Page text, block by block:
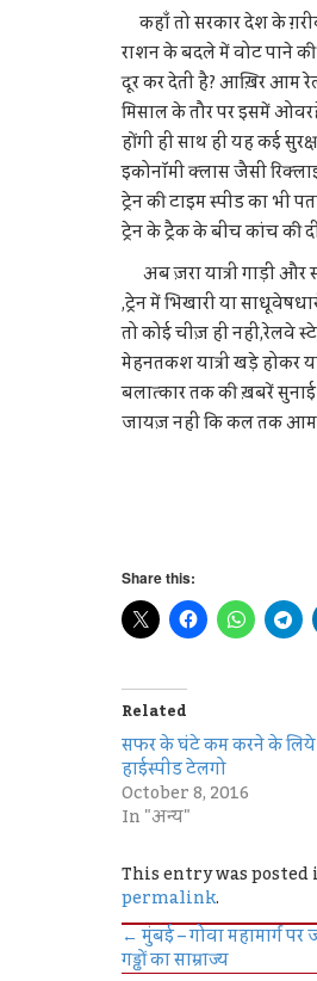
कहाँ तो सरकार देश के
राशन के बदले में वोट पाने
दूर कर देती है? आख़िर आम रेल
मिसाल के तौर पर इसमें
होंगी ही साथ ही यह कई
इकोनॉमी क्लास जैसी
ट्रेन की टाइम स्पीड का भी
ट्रेन के ट्रैक के बीच कांच की
अब ज़रा यात्री गाड़ी और
,ट्रेन में भिखारी या
तो कोई चीज़ ही नहीं,रेलवे
मेहनतकश यात्री खड़े होकर
बलात्कार तक की ख़बरें
जायज़ नहीं कि कल तक आम
Share this:
Related
सफर के घंटे कम करने के लिये
हाईस्पीड टेलगो
October 8, 2016
In "अन्य"
This entry was posted
permalink.
←मुंबई – गोवा महामार्ग
गड्ढों का साम्राज्य